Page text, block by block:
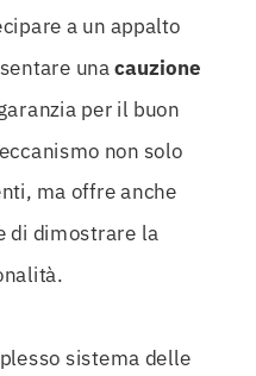
a un appalto
unacauzione
per il buon
non solo
ma offre anche
di dimostrare la
sistema delle